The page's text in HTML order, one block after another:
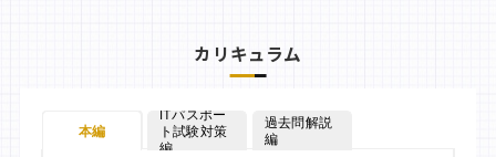
カリキュラム
本編
ITパスポー
ト試験対策
編
過去問解説
編